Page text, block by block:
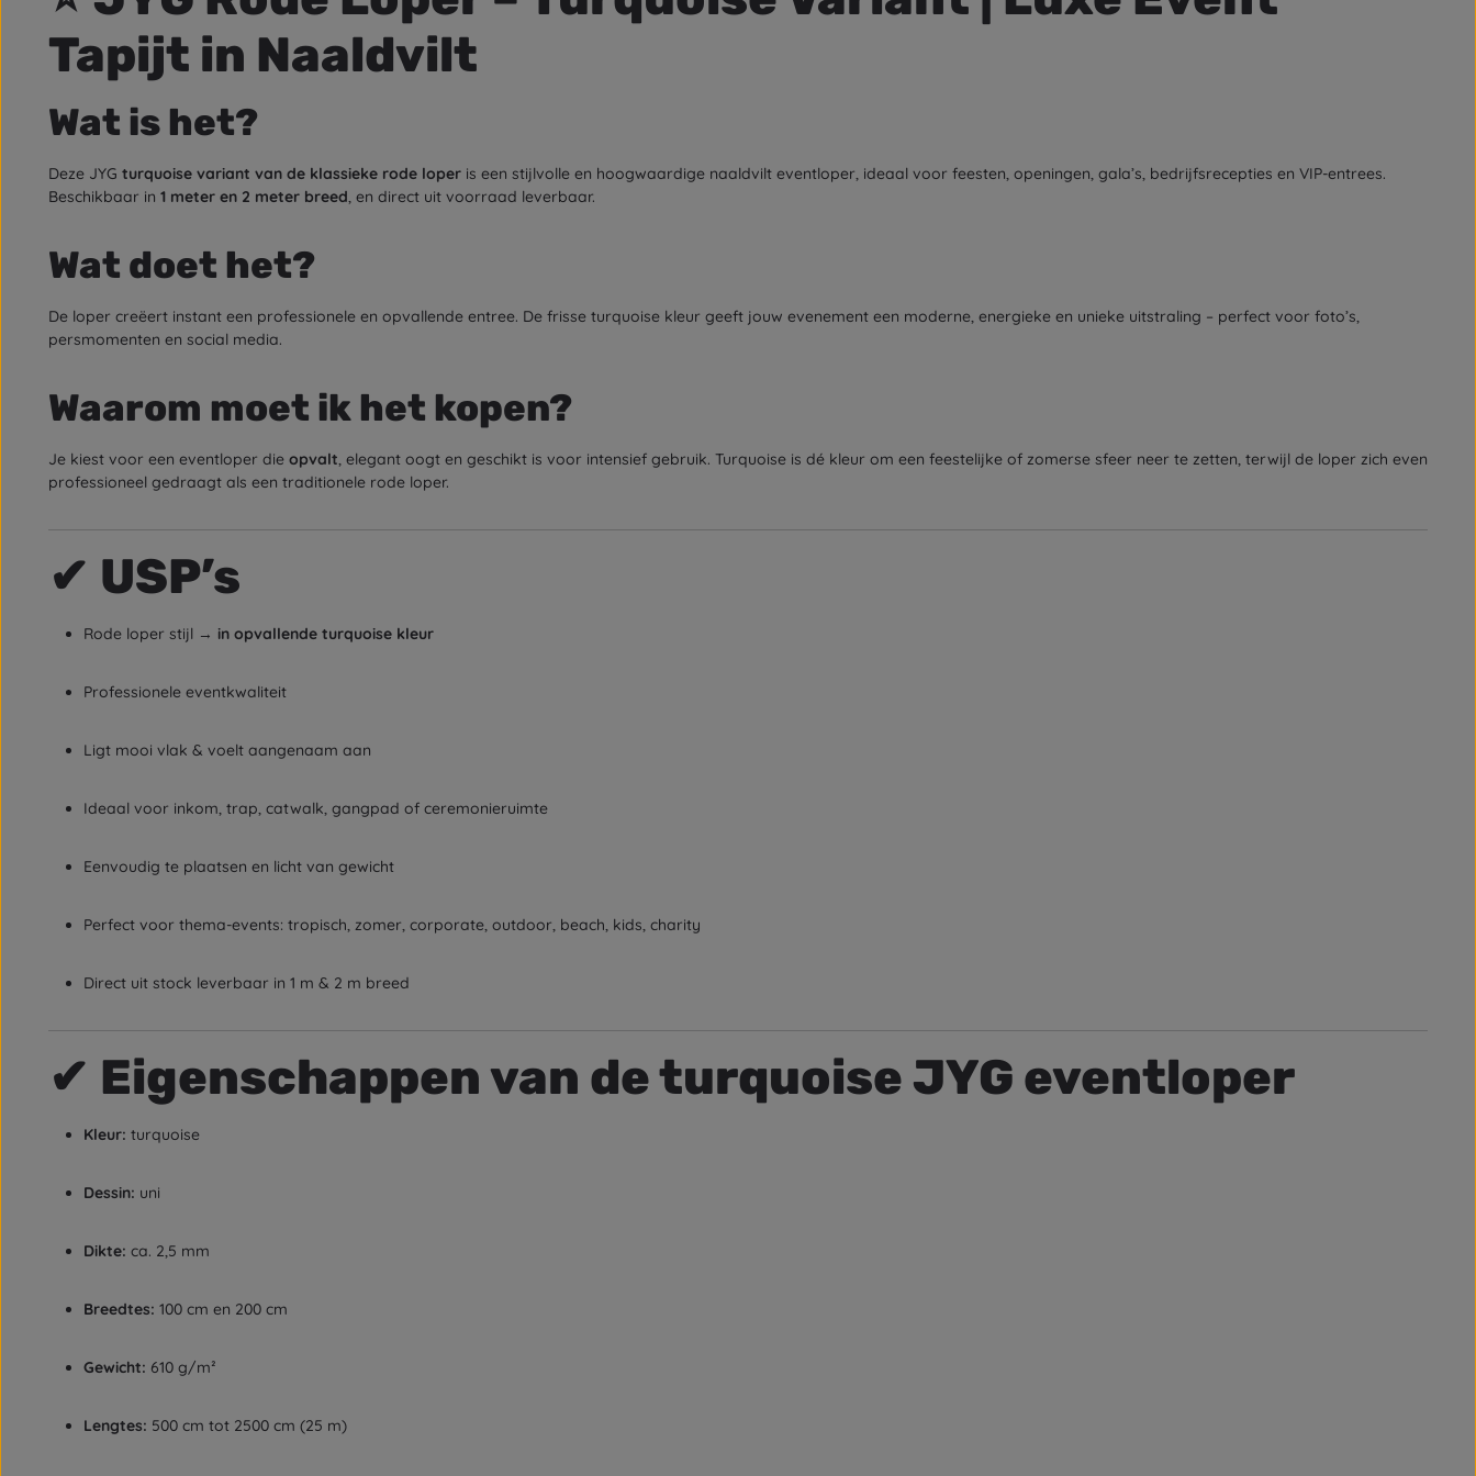
Tapijt in Naaldvilt
Wat is het?
Deze JYG turquoise variant van de klassieke rode loper is een stijlvolle en hoogwaardige naaldvilt eventloper, ideaal voor feesten, openingen, gala’s, bedrijfsrecepties en VIP-entrees.
Beschikbaar in 1 meter en 2 meter breed, en direct uit voorraad leverbaar.
Wat doet het?
De loper creëert instant een professionele en opvallende entree. De frisse turquoise kleur geeft jouw evenement een moderne, energieke en unieke uitstraling – perfect voor foto’s,
persmomenten en social media.
Waarom moet ik het kopen?
Je kiest voor een eventloper die opvalt, elegant oogt en geschikt is voor intensief gebruik. Turquoise is dé kleur om een feestelijke of zomerse sfeer neer te zetten, terwijl de loper zich even
professioneel gedraagt als een traditionele rode loper.
✔ USP’s
Rode loper stijl → in opvallende turquoise kleur
Professionele eventkwaliteit
Ligt mooi vlak & voelt aangenaam aan
Ideaal voor inkom, trap, catwalk, gangpad of ceremonieruimte
Eenvoudig te plaatsen en licht van gewicht
Perfect voor thema-events: tropisch, zomer, corporate, outdoor, beach, kids, charity
Direct uit stock leverbaar in 1 m & 2 m breed
✔ Eigenschappen van de turquoise JYG eventloper
Kleur: turquoise
Dessin: uni
Dikte: ca. 2,5 mm
Breedtes: 100 cm en 200 cm
Gewicht: 610 g/m²
Lengtes: 500 cm tot 2500 cm (25 m)